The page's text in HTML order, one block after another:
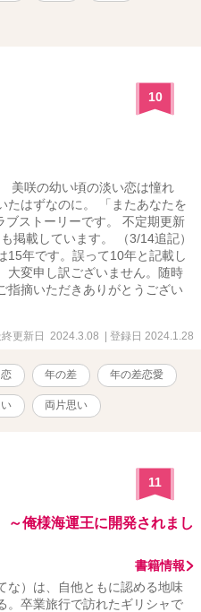
10
美咲の幼い頃の淡い恋は憧れ
たはずなのに。 「またあなたを
ストーリーです。 不定期更新
掲載しています。 （3/14追記）
年です。誤って10年と記載し
大変申し訳ございません。随時
指摘いただきありがとうござい
終更新日 2024.3.08 | 登録日 2024.1.28
年の差 年の差恋愛
両片思い
11
～俺様海運王に開発されまし
書籍情報
な）は、自他ともに認める地味
。卒業旅行で訪れたギリシャで